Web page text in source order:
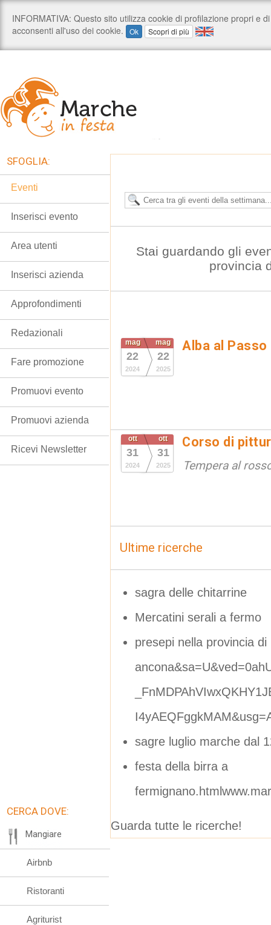
Stai guardando gli
provincia
mag
22
2024
mag
22
2025
Alba al Passo
ott
31
2024
ott
31
2025
Corso di
Tempera al
Ultime ricerche
sagra delle chitarrine
Mercatini serali a fermo
presepi nella provincia di
sagre luglio marche dal
festa della birra a
Guarda tutte le ricerche!
SFOGLIA:
Eventi
Inserisci evento
Area utenti
Inserisci azienda
Approfondimenti
Redazionali
Fare promozione
Promuovi evento
Promuovi azienda
Ricevi Newsletter
CERCA DOVE:
Mangiare
Airbnb
Ristoranti
Agriturist